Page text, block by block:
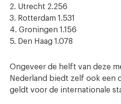
2. Utrecht 2.256
3. Rotterdam 1.531
4. Groningen 1.156
5. Den Haag 1.078
Ongeveer de helft van deze
Nederland biedt zelf ook een
geldt voor de internationale